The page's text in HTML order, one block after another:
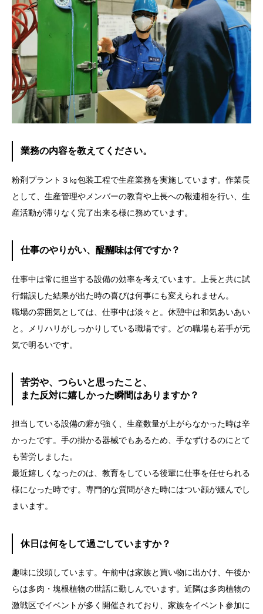
業務の内容を教えてください。
粉剤プラント３㎏包装工程で生産業務を実施しています。作業長
として、生産管理やメンバーの教育や上長への報連相を行い、生
産活動が滞りなく完了出来る様に務めています。
仕事のやりがい、醍醐味は何ですか？
仕事中は常に担当する設備の効率を考えています。上長と共に試
行錯誤した結果が出た時の喜びは何事にも変えられません。
職場の雰囲気としては、仕事中は淡々と。休憩中は和気あいあい
と。メリハリがしっかりしている職場です。どの職場も若手が元
気で明るいです。
苦労や、つらいと思ったこと、
また反対に嬉しかった瞬間はありますか？
担当している設備の癖が強く、生産数量が上がらなかった時は辛
かったです。手の掛かる器械でもあるため、手なずけるのにとて
も苦労しました。
最近嬉しくなったのは、教育をしている後輩に仕事を任せられる
様になった時です。専門的な質問がきた時にはつい顔が緩んでし
まいます。
休日は何をして過ごしていますか？
趣味に没頭しています。午前中は家族と買い物に出かけ、午後か
らは多肉・塊根植物の世話に勤しんでいます。近隣は多肉植物の
激戦区でイベントが多く開催されており、家族をイベント参加に